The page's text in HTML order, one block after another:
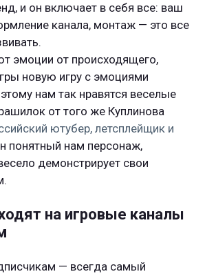
и он включает в себя все: ваш
канала, монтаж — это все
эмоции от происходящего,
новую игру с эмоциями
нам так нравятся веселые
от того же Куплинова
ютубер, летсплейщик и
понятный нам персонаж,
демонстрирует свои
на игровые каналы
— всегда самый